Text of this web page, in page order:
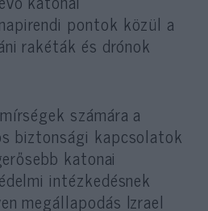
pontok közül a
rakéták és drónok
számára a
biztonsági kapcsolatok
katonai
intézkedésnek
megállapodás Izrael